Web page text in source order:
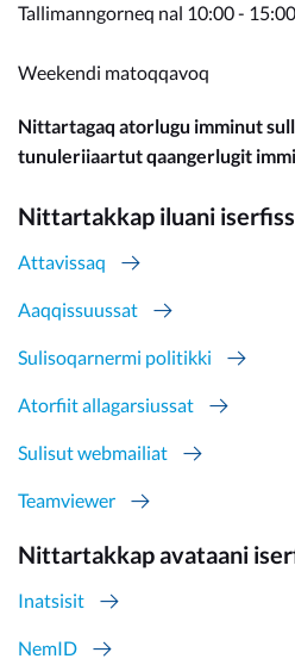
Tallimanngorneq nal 10:00 - 15:00
Weekendi matoqqavoq
Nittartagaq atorlugu imminut
tunuleriiaartut qaangerlugit
Nittartakkap iluani
Attavissaq
Aaqqissuussat
Sulisoqarnermi politikki
Atorfiit allagarsiussat
Sulisut webmailiat
Teamviewer
Nittartakkap avataani
Inatsisit
NemID